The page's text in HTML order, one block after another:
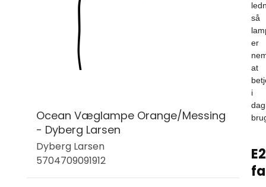
Ocean Væglampe Orange/Messing
- Dyberg Larsen
Dyberg Larsen
5704709091912
så
er
at
i